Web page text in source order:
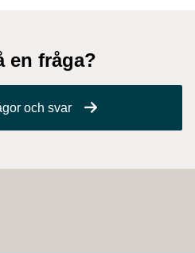
en fråga?
och svar